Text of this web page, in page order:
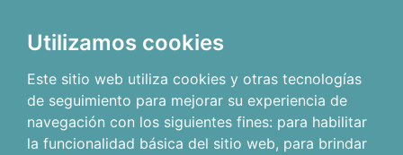
Utilizamos cookies
Este sitio web utiliza cookies y otras tecnologías
de seguimiento para mejorar su experiencia de
navegación con los siguientes fines: para habilitar
la funcionalidad básica del sitio web, para brindar